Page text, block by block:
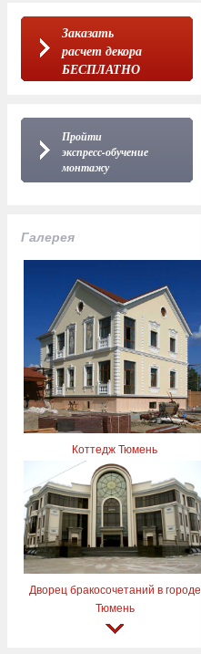
Заказать
расчет декора
БЕСПЛАТНО
Пройти
экспресс-обучение
монтажу
Галерея
Коттедж Тюмень
Дворец бракосочетаний в городе
Тюмень